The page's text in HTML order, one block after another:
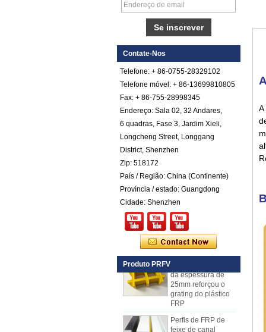
Contate-Nos
Telefone: + 86-0755-28329102
Telefone móvel: + 86-13699810805
Fax: + 86-755-28998345
Endereço: Sala 02, 32 Andares,
6 quadras, Fase 3, Jardim Xieli,
Longcheng Street, Longgang
District, Shenzhen
Zip: 518172
País / Região: China (Continente)
Província / estado: Guangdong
Cidade: Shenzhen
Produto PRFV
Folha de FRP de
plástico reforçado
com fibra de vidro
lisa gelada
Folha de cascalho
de fibra reforçada
com fibra de vidro
com fibra de cor
Painéis isolados
exteriores pretos do
GRP FRP do preto
da espessura de
Comstom para a
Painel composto
em espuma de
reforçado com fibra
de vidro FRP PU
para reboques
A fibra de vidro
da espessura de
25mm reforçou o
grating do plástico
FRP
Perfis de FRP de
feixe de canal
reforçado com fibra
A